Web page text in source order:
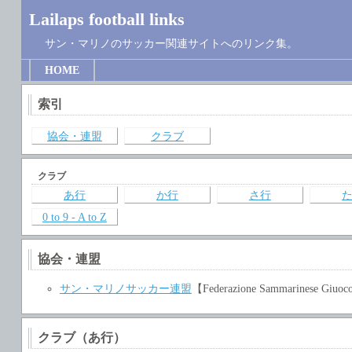
Lailaps football links
サン・マリノのサッカー関連サイトへのリンク集。
HOME
索引
協会・連盟 クラブ
クラブ
あ行 か行 さ行
0 to 9 - A to Z
協会・連盟
サン・マリノサッカー連盟 【Federazione Sammarinese
クラブ（あ行）